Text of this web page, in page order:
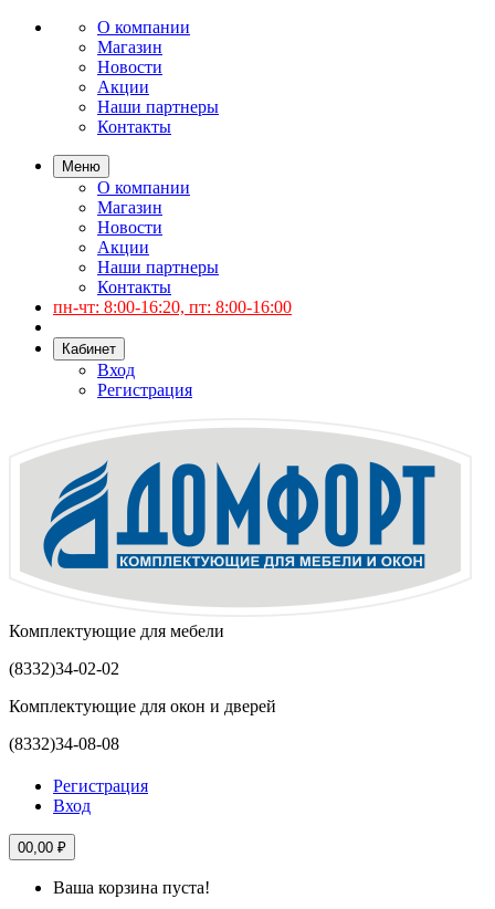
О компании
Магазин
Новости
Акции
Наши партнеры
Контакты
Меню
О компании
Магазин
Новости
Акции
Наши партнеры
Контакты
пн-чт: 8:00-16:20, пт: 8:00-16:00
Кабинет
Вход
Регистрация
Комплектующие для мебели
(8332)34-02-02
Комплектующие для окон и дверей
(8332)34-08-08
Регистрация
Вход
00,00 ₽
Ваша корзина пуста!